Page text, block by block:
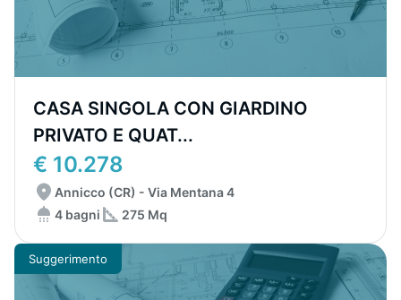
CASA SINGOLA CON GIARDINO
PRIVATO E QUAT...
€ 10.278
Annicco (CR) - Via Mentana 4
4 bagni
275 Mq
Suggerimento